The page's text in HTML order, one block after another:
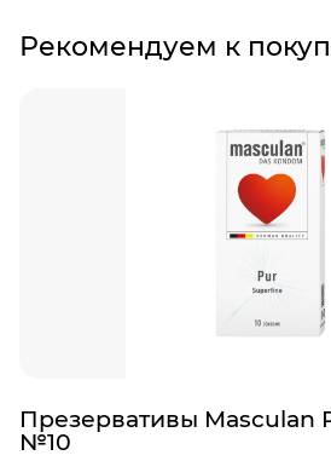
Рекомендуем к
Презервативы Masculan
№10